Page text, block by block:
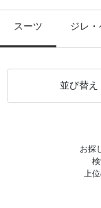
スーツ ジレ・
並び替え
お探
上